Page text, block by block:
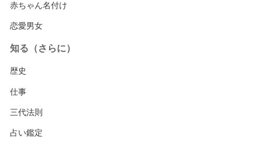
赤ちゃん名付け
恋愛男女
知る（さらに）
歴史
仕事
三代法則
占い鑑定